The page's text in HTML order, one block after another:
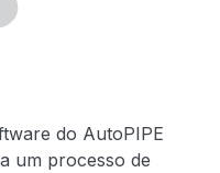
do AutoPIPE
um processo de